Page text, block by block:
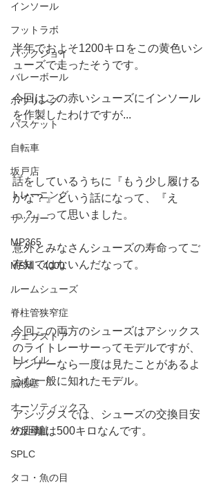
インソール
フットラボ
バックジョイ
バレーボール
ボウリング
バスケット
自転車
坂戸店
トレーニング
サッカー
MP365
MSM・4000
ルームシューズ
脊柱管狭窄症
ウェブストア
トレイル
脳梗塞
オーソティックス
外反母趾
SPLC
タコ・魚の目
半年でおよそ1200キロをこの黄色いシ
ューズで走ったそうです。
今回はこの赤いシューズにインソール
を作製したわけですが...
話をしているうちに『もう少し履ける
かな？』という話になって、『え
っ？』って思いました。
意外とみなさんシューズの寿命ってご
存知ではないんだなって。
今回この両方のシューズはアシックス
のライトレーサーってモデルですが、
ランナーなら一度は見たことがあるよ
うな一般に知れたモデル。
アシックスでは、シューズの交換目安
の距離は500キロなんです。